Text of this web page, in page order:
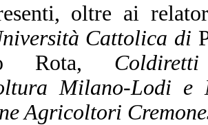
oltre ai
Cattolica di
Rota,
Milano-Lodi e
Agricoltori